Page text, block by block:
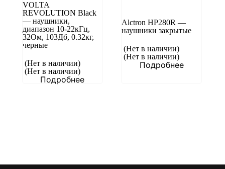
VOLTA
REVOLUTION Black
— наушники,
диапазон 10-22кГц,
32Ом, 103Дб, 0.32кг,
черные
(Нет в наличии)
(Нет в наличии)
Подробнее
Alctron HP280R —
наушники закрытые
(Нет в наличии)
(Нет в наличии)
Подробнее